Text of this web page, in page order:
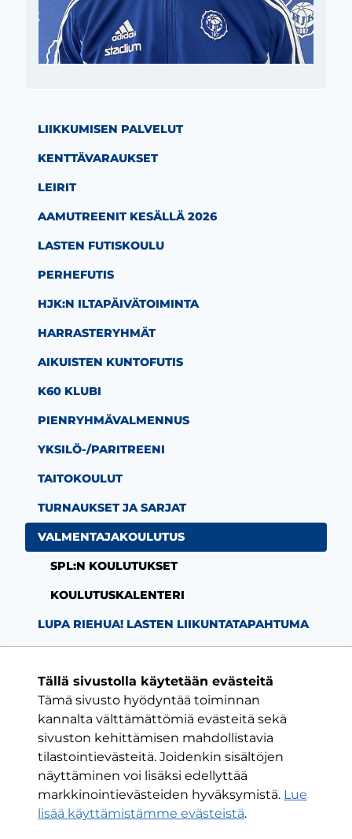
Tällä sivustolla käytetään evästeitä
Tämä sivusto hyödyntää toiminnan
kannalta välttämättömiä evästeitä sekä
sivuston kehittämisen mahdollistavia
tilastointievästeitä. Joidenkin sisältöjen
näyttäminen voi lisäksi edellyttää
markkinointievästeiden hyväksymistä. Lue
lisää käyttämistämme evästeistä.​​​​​​​
LIIKKUMISEN PALVELUT
KENTTÄVARAUKSET
LEIRIT
AAMUTREENIT KESÄLLÄ 2026
LASTEN FUTISKOULU
PERHEFUTIS
HJK:N ILTAPÄIVÄTOIMINTA
HARRASTERYHMÄT
AIKUISTEN KUNTOFUTIS
K60 KLUBI
PIENRYHMÄVALMENNUS
YKSILÖ-/PARITREENI
TAITOKOULUT
TURNAUKSET JA SARJAT
VALMENTAJAKOULUTUS
SPL:N KOULUTUKSET
KOULUTUSKALENTERI
LUPA RIEHUA! LASTEN LIIKUNTATAPAHTUMA
Facebook-sivu
Twitter-sivu
Instagram-
ON VAIN YKSI KLUBI
HJK RY